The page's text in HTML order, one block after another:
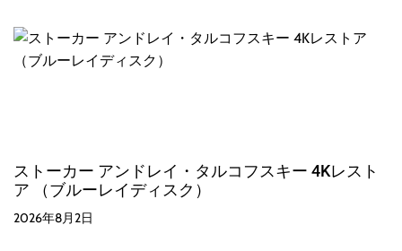
ストーカー アンドレイ・タルコフスキー 4Kレスト
ア （ブルーレイディスク）
2026年8月2日